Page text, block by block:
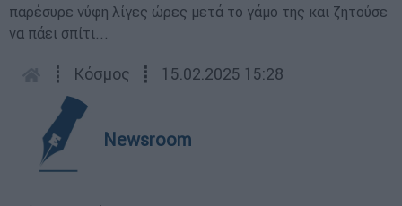
παρέσυρε νύφη λίγες ώρες μετά το γάμο της και ζητούσε
να πάει σπίτι...
┋ Κόσμος ┋ 15.02.2025 15:28
Newsroom